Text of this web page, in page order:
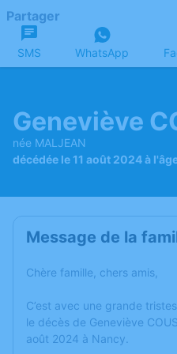
Partager
SMS WhatsApp
Geneviève
née MALJEAN
décédée le 11 août 2024 à
Message de la
Chère famille, chers amis,
C’est avec une grande
le décès de Geneviève
août 2024 à Nancy.